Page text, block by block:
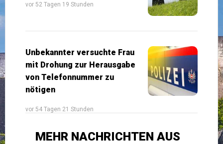
vor 52 Tagen 19 Stunden
Unbekannter versuchte Frau
mit Drohung zur Herausgabe
von Telefonnummer zu
nötigen
vor 54 Tagen 21 Stunden
MEHR NACHRICHTEN AUS